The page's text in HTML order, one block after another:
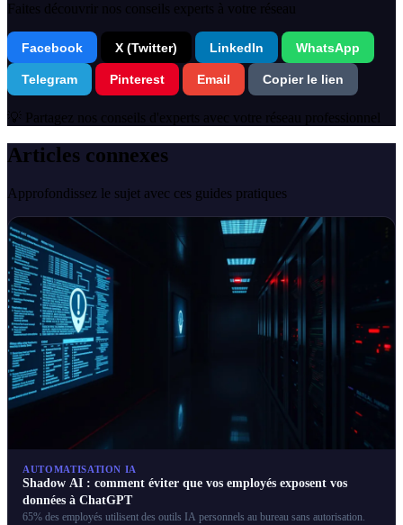
Faites découvrir nos conseils experts à votre réseau
Facebook X (Twitter) LinkedIn WhatsApp
Telegram Pinterest Email Copier le lien
💡 Partagez nos conseils d'experts avec votre réseau professionnel
Articles connexes
Approfondissez le sujet avec ces guides pratiques
AUTOMATISATION IA
Shadow AI : comment éviter que vos employés exposent vos
données à ChatGPT
65% des employés utilisent des outils IA personnels au bureau sans autorisation.